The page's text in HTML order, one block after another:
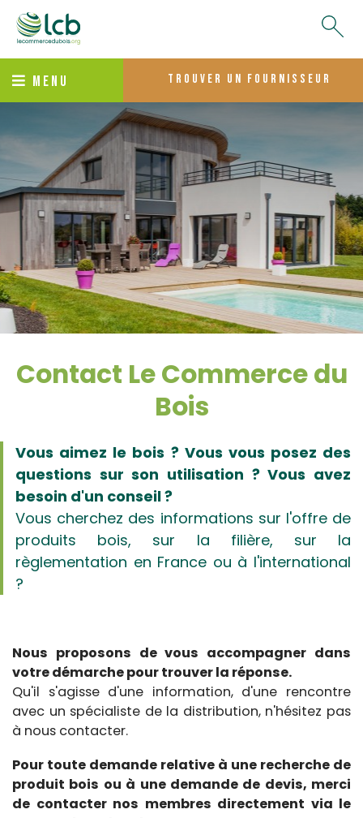
MENU trouver un fournisseur
Contact Le Commerce du
Bois
Vous aimez le bois ? Vous vous posez des
questions sur son utilisation ? Vous avez
besoin d'un conseil ?
Vous cherchez des informations sur l'offre de
produits bois, sur la filière, sur la
règlementation en France ou à l'international
?
Nous proposons de vous accompagner dans
votre démarche pour trouver la réponse.
Qu'il s'agisse d'une information, d'une rencontre
avec un spécialiste de la distribution, n'hésitez pas
à nous contacter.
Pour toute demande relative à une recherche de
produit bois ou à une demande de devis, merci
de contacter nos membres directement via le